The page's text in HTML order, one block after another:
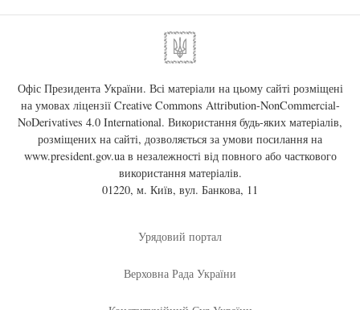
Офіс Президента України. Всі матеріали на цьому сайті розміщені
на умовах ліцензії Creative Commons Attribution-NonCommercial-
NoDerivatives 4.0 International. Використання будь-яких матеріалів,
розміщених на сайті, дозволяється за умови посилання на
www.president.gov.uaв незалежності від повного або часткового
використання матеріалів.
01220, м. Київ, вул. Банкова, 11
Урядовий портал
Верховна Рада України